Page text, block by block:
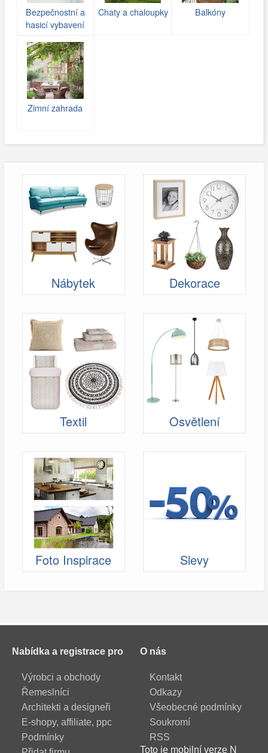
Bezpečnostní a
hasicí vybavení
Chaty a chaloupky Balkóny
Zimní zahrada
Nábytek Dekorace
Textil Osvětlení
Foto Inspirace Slevy
Nabídka a registrace pro
Výrobci a obchody
Řemeslníci
Architekti a designeři
E-shopy, affiliate, ppc
Podmínky
O nás
Kontakt
Odkazy
Všeobecné podmínky
Soukromí
RSS
Toto je mobilní verze N